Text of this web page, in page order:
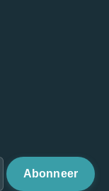
Abonneer